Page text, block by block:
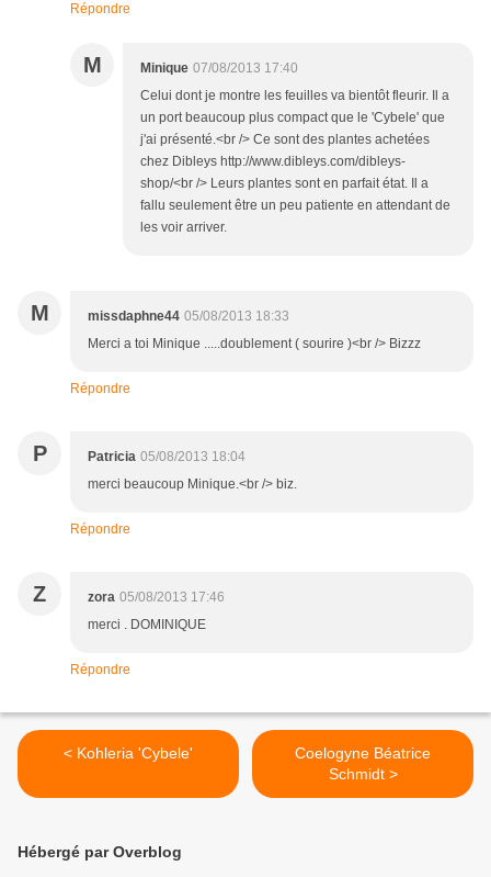
Répondre
M Minique 07/08/2013 17:40
Celui dont je montre les feuilles va bientôt fleurir. Il a
un port beaucoup plus compact que le 'Cybele' que
j'ai présenté.<br /> Ce sont des plantes achetées
chez Dibleys http://www.dibleys.com/dibleys-
shop/<br /> Leurs plantes sont en parfait état. Il a
fallu seulement être un peu patiente en attendant de
les voir arriver.
M missdaphne44 05/08/2013 18:33
Merci a toi Minique .....doublement ( sourire )<br /> Bizzz
Répondre
P Patricia 05/08/2013 18:04
merci beaucoup Minique.<br /> biz.
Répondre
Z zora 05/08/2013 17:46
merci . DOMINIQUE
Répondre
< Kohleria 'Cybele'
Coelogyne Béatrice
Schmidt >
Hébergé par Overblog